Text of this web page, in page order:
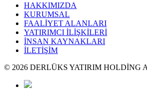
HAKKIMIZDA
KURUMSAL
FAALİYET ALANLARI
YATIRIMCI İLİŞKİLERİ
İNSAN KAYNAKLARI
İLETİŞİM
© 2026 DERLÜKS YATIRIM HOLDİNG